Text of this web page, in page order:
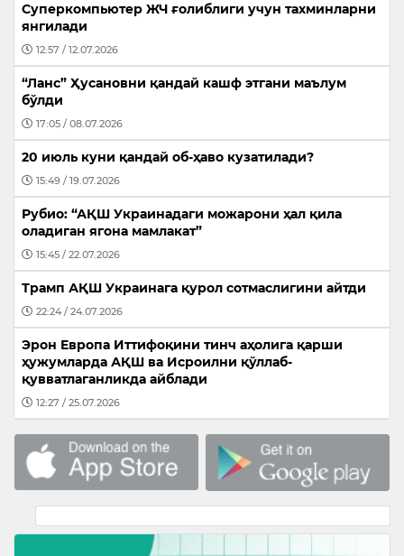
Суперкомпьютер ЖЧ ғолиблиги учун тахминларни
янгилади
12:57 / 12.07.2026
“Ланс” Ҳусановни қандай кашф этгани маълум
бўлди
17:05 / 08.07.2026
20 июль куни қандай об-ҳаво кузатилади?
15:49 / 19.07.2026
Рубио: “АҚШ Украинадаги можарони ҳал қила
оладиган ягона мамлакат”
15:45 / 22.07.2026
Трамп АҚШ Украинага қурол сотмаслигини айтди
22:24 / 24.07.2026
Эрон Европа Иттифоқини тинч аҳолига қарши
ҳужумларда АҚШ ва Исроилни қўллаб-
қувватлаганликда айблади
12:27 / 25.07.2026